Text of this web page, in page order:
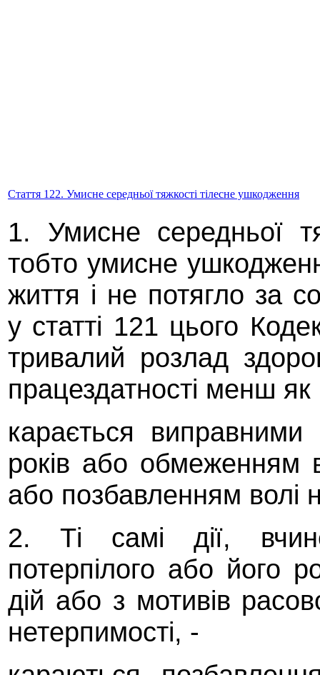
Стаття 122. Умисне середньої тяжкості тілесне ушкодження
1. Умисне середньої
тобто умисне
життя і не потягло за
у статті 121 цього
тривалий розлад
працездатності менш
карається
років або обмеженням
або позбавленням волі
2. Ті самі дії,
потерпілого або його
дій або з мотивів
нетерпимості, -